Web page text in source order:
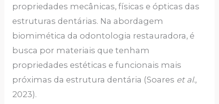
propriedades mecânicas, físicas e ópticas das
estruturas dentárias. Na abordagem
biomimética da odontologia restauradora, é
busca por materiais que tenham
propriedades estéticas e funcionais mais
próximas da estrutura dentária (Soares et al.,
2023).